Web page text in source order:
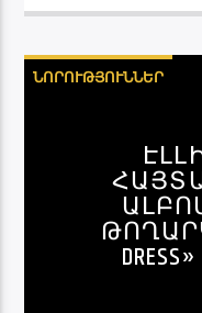
ՆՈՐՈՒԹՅՈՒՆՆԵՐ
ՈՂԱՐԿԵL